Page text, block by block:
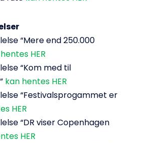
“Mere end 250.000
HER
“Kom med til
kan hentes HER
“Festivalsprogammet er
HER
“DR viser Copenhagen
HER